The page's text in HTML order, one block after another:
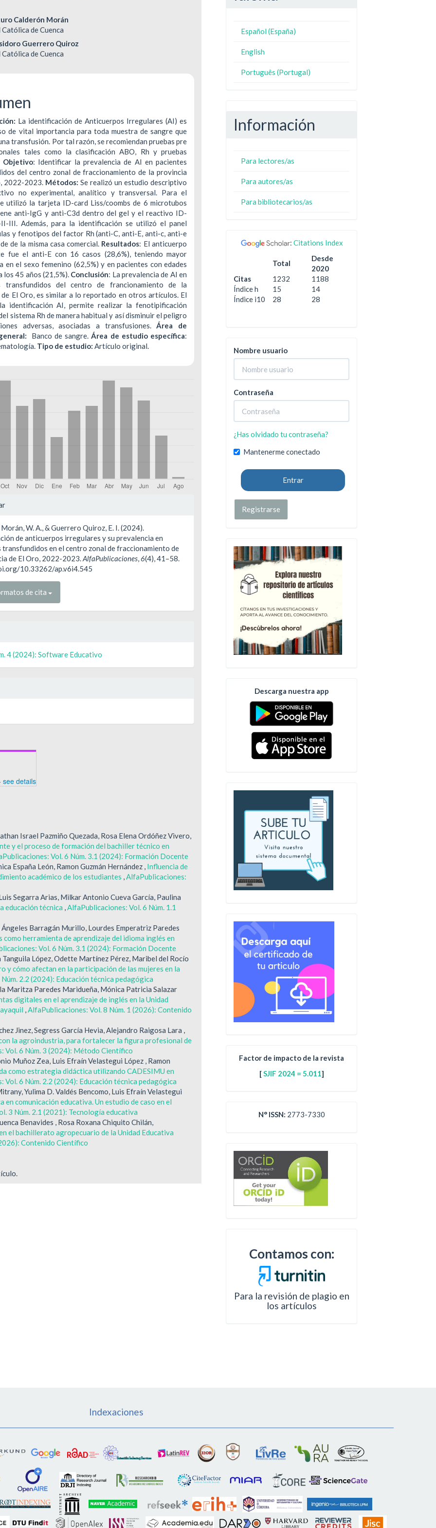
Calderón Morán
de Cuenca
Guerrero Quiroz
de Cuenca
La identificación de Anticuerpos Irregulares (AI) es
de vital importancia para toda muestra de sangre que
transfusión. Por tal razón, se recomiendan pruebas pre
tales como la clasificación ABO, Rh y pruebas
Objetivo: Identificar la prevalencia de AI en pacientes
del centro zonal de fraccionamiento de la provincia
2022-2023. Métodos: Se realizó un estudio descriptivo
no experimental, analítico y transversal. Para el
utilizó la tarjeta ID-card Liss/coombs de 6 microtubos
anti-IgG y anti-C3d dentro del gel y el reactivo ID-
III. Además, para la identificación se utilizó el panel
y fenotipos del factor Rh (anti-C, anti-E, anti-c, anti-e
de la misma casa comercial. Resultados: El anticuerpo
fue el anti-E con 16 casos (28,6%), teniendo mayor
en el sexo femenino (62,5%) y en pacientes con edades
los 45 años (21,5%). Conclusión: La prevalencia de AI en
transfundidos del centro de francionamiento de la
El Oro, es similar a lo reportado en otros artículos. El
identificación AI, permite realizar la fenotipificación
sistema Rh de manera habitual y así disminuir el peligro
adversas, asociadas a transfusiones.Área de
Banco de sangre. Área de estudio específica:
Tipo de estudio: Artículo original.
W. A., & Guerrero Quiroz, E. I. (2024).
de anticuerpos irregulares y su prevalencia en
transfundidos en el centro zonal de fraccionamiento de
de El Oro, 2022-2023.AlfaPublicaciones,6(4), 41–58.
10.33262/ap.v6i4.545
de cita
4 (2024): Software Educativo
see details
Israel Pazmiño Quezada, Rosa Elena Ordóñez Vivero,
y el proceso de formación del bachiller técnico en
Vol. 6 Núm. 3.1 (2024): Formación Docente
España León, Ramon Guzmán Hernández , Influencia de
académico de los estudiantes ,AlfaPublicaciones:
Segarra Arias, Milkar Antonio Cueva García, Paulina
educación técnica ,AlfaPublicaciones: Vol. 6 Núm. 1.1
Barragán Murillo, Lourdes Emperatriz Paredes
como herramienta de aprendizaje del idioma inglés en
Vol. 6 Núm. 3.1 (2024): Formación Docente
López, Odette Martínez Pérez, Maribel del Rocío
y cómo afectan en la participación de las mujeres en la
2.2 (2024): Educación técnica pedagógica
Maritza Paredes Maridueña, Mónica Patricia Salazar
digitales en el aprendizaje de inglés en la Unidad
,AlfaPublicaciones: Vol. 8 Núm. 1 (2026): Contenido
Jinez, Segress García Hevia, Alejandro Raigosa Lara ,
la agroindustria, para fortalecer la figura profesional de
Vol. 6 Núm. 3 (2024): Método Científico
Muñoz Zea, Luis Efraín Velastegui López , Ramon
como estrategia didáctica utilizando CADESIMU en
Vol. 6 Núm. 2.2 (2024): Educación técnica pedagógica
Yulima D. Valdés Bencomo, Luis Efraín Velastegui
comunicación educativa. Un estudio de caso en el
3 Núm. 2.1 (2021): Tecnología educativa
Benavides , Rosa Roxana Chiquito Chilán,
el bachillerato agropecuario de la Unidad Educativa
Contenido Científico
Español (España)
English
Português (Portugal)
Información
Para lectores/as
Para autores/as
Para bibliotecarios/as
: Citations Index
Total
Desde
2020
Citas
1232
1188
Índice h
15
14
Índice i10
28 28
Nombre usuario
Contraseña
¿Has olvidado tu contraseña?
Mantenerme conectado
Entrar
Registrarse
Descarga nuestra app
Factor de impacto de la revista
[ SJIF 2024 = 5.011]
N° ISSN: 2773-7330
Contamos con:
Para la revisión de plagio en
los artículos
Indexaciones